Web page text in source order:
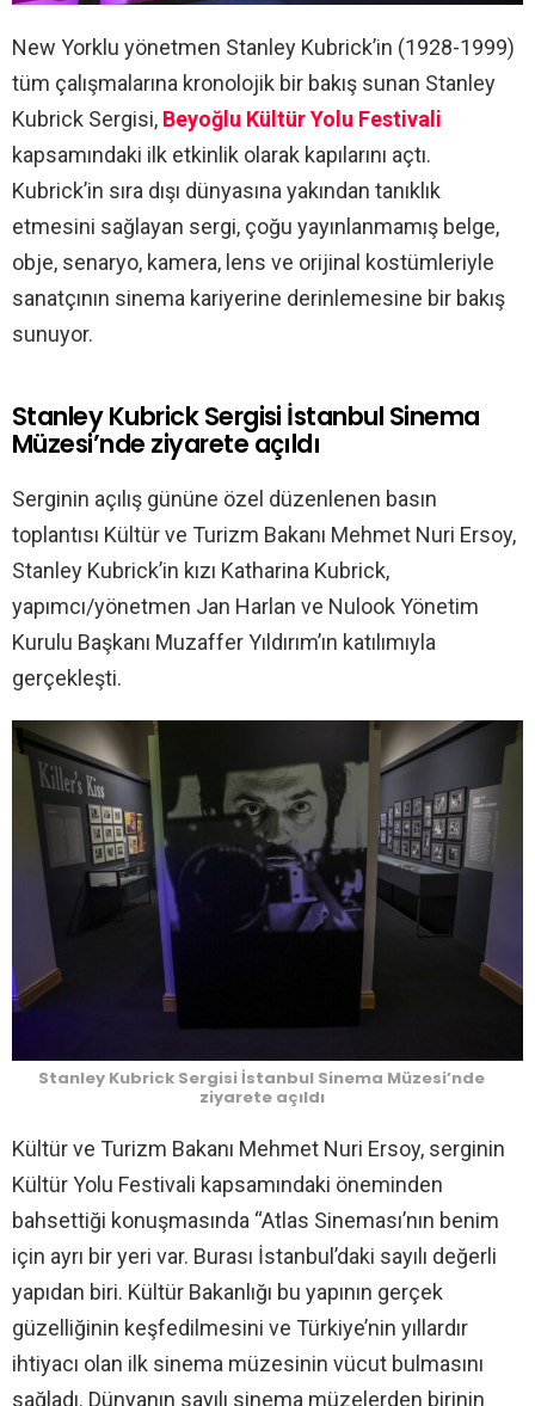
New Yorklu yönetmen Stanley Kubrick’in (1928-1999)
tüm çalışmalarına kronolojik bir bakış sunan Stanley
Kubrick Sergisi, Beyoğlu Kültür Yolu Festivali
kapsamındaki ilk etkinlik olarak kapılarını açtı.
Kubrick’in sıra dışı dünyasına yakından tanıklık
etmesini sağlayan sergi, çoğu yayınlanmamış belge,
obje, senaryo, kamera, lens ve orijinal kostümleriyle
sanatçının sinema kariyerine derinlemesine bir bakış
sunuyor.
Stanley Kubrick Sergisi İstanbul Sinema
Müzesi’nde ziyarete açıldı
Serginin açılış gününe özel düzenlenen basın
toplantısı Kültür ve Turizm Bakanı Mehmet Nuri Ersoy,
Stanley Kubrick’in kızı Katharina Kubrick,
yapımcı/yönetmen Jan Harlan ve Nulook Yönetim
Kurulu Başkanı Muzaffer Yıldırım’ın katılımıyla
gerçekleşti.
Stanley Kubrick Sergisi İstanbul Sinema Müzesi’nde
ziyarete açıldı
Kültür ve Turizm Bakanı Mehmet Nuri Ersoy, serginin
Kültür Yolu Festivali kapsamındaki öneminden
bahsettiği konuşmasında “Atlas Sineması’nın benim
için ayrı bir yeri var. Burası İstanbul’daki sayılı değerli
yapıdan biri. Kültür Bakanlığı bu yapının gerçek
güzelliğinin keşfedilmesini ve Türkiye’nin yıllardır
ihtiyacı olan ilk sinema müzesinin vücut bulmasını
sağladı. Dünyanın sayılı sinema müzelerden birinin